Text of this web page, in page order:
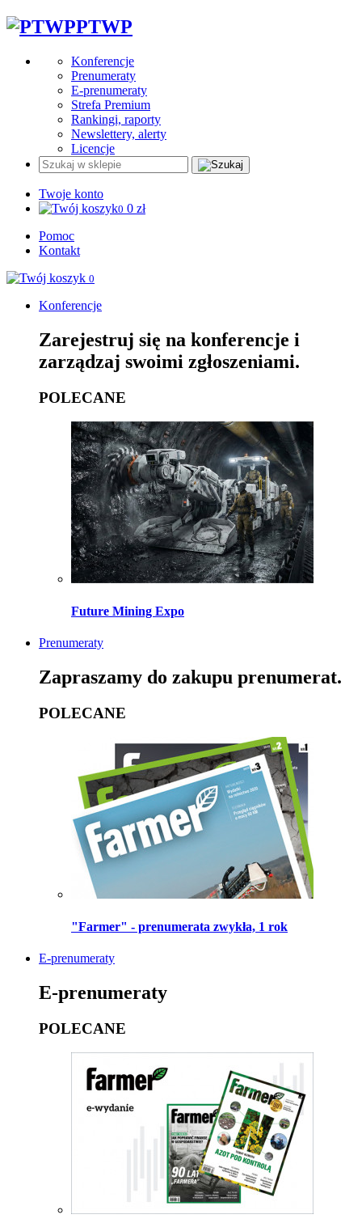
PTWP
Konferencje
Prenumeraty
E-prenumeraty
Strefa Premium
Rankingi, raporty
Newslettery, alerty
Licencje
Twoje konto
0 0 zł
Pomoc
Kontakt
0
Konferencje
Zarejestruj się na konferencje i
zarządzaj swoimi zgłoszeniami.
POLECANE
Future Mining Expo
Prenumeraty
Zapraszamy do zakupu prenumerat.
POLECANE
"Farmer" - prenumerata zwykła, 1 rok
E-prenumeraty
E-prenumeraty
POLECANE